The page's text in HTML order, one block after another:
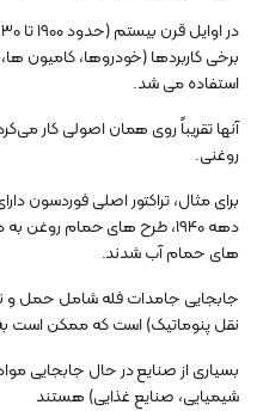
برخی کاربردها (خودروها، کامیون
استفاده می شد.
آنها تقریباً روی همان اصولی کار
روغنی.
برای مثال، تراکتور اصلی فوردسون
دهه 1940، طرح های حمام روغن
های حمام آب شدند.
جابجایی جامدات فله شامل حمل و
نقل پنوماتیک) است که ممکن است
بسیاری از صنایع در حال جابجایی
شیمیایی، صنایع غذایی) هستند